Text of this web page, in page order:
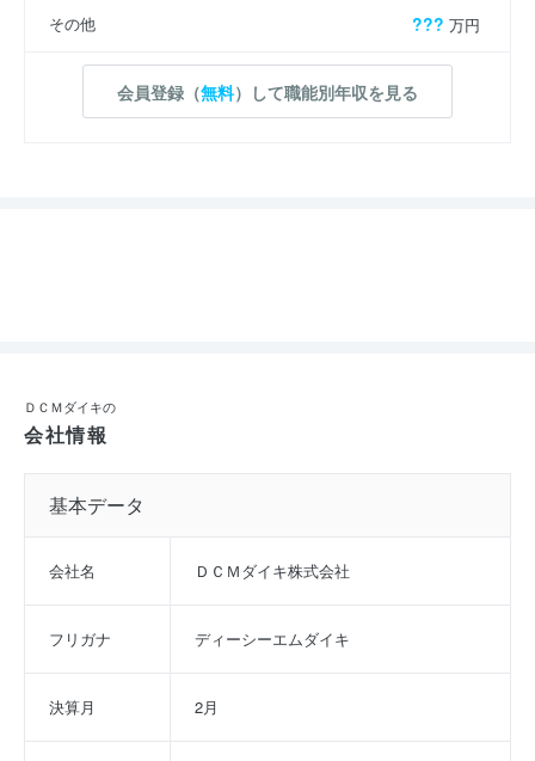
その他 ??? 万円
会員登録（無料）して職能別年収を見る
ＤＣＭダイキの
会社情報
基本データ
会社名 ＤＣＭダイキ株式会社
フリガナ ディーシーエムダイキ
決算月 2月